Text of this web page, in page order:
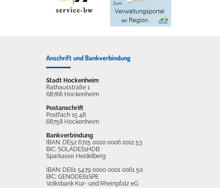
Anschrift und Bankverbindung
Stadt Hockenheim
Rathausstraße 1
68766 Hockenheim
Postanschrift
Postfach 15 48
68758 Hockenheim
Bankverbindung
IBAN: DE52 6725 0020 0006 2012 53
BIC: SOLADES1HDB
Sparkasse Heidelberg
IBAN: DE61 5479 0000 0001 0061 50
BIC: GENODE61SPE
Volksbank Kur- und Rheinpfalz eG